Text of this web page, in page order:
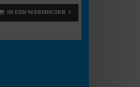
IN DEN WARENKORB